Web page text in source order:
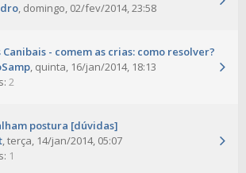
, domingo, 02/fev/2014, 23:58
- comem as crias: como resolver?
, quinta, 16/jan/2014, 18:13
2
postura [dúvidas]
,terça, 14/jan/2014, 05:07
1